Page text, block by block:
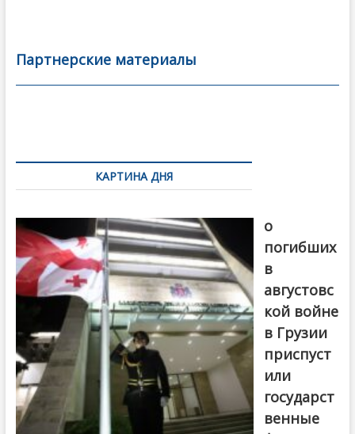
b
o
er l
а
в
Партнерские материалы
по
записямКАРТИНА ДНЯ
о
погибших
в
августовс
кой войне
в Грузии
приспуст
или
государст
венные